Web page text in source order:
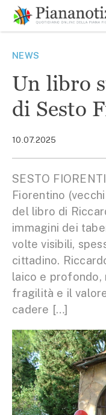
contenuto
NEWS
Un libro
di Sesto
10.07.2025
SESTO
Fiorentino
del libro di
immagini dei
volte visibili,
cittadino.
laico e profondo,
fragilità e il
cadere […]